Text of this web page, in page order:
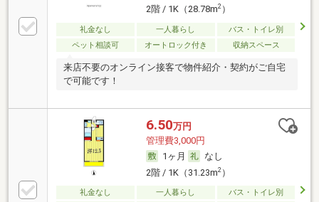
2階 / 1K（28.78m2）
礼金なし 一人暮らし
バス・トイレ別
ペット相談可
オートロック付き 収納スペース
来店不要のオンライン接客で物件紹介・契約がご自宅
で可能です！
6.50万円
管理費3,000円
1ヶ月
なし
2階 / 1K（31.23m2）
礼金なし 一人暮らし
バス・トイレ別